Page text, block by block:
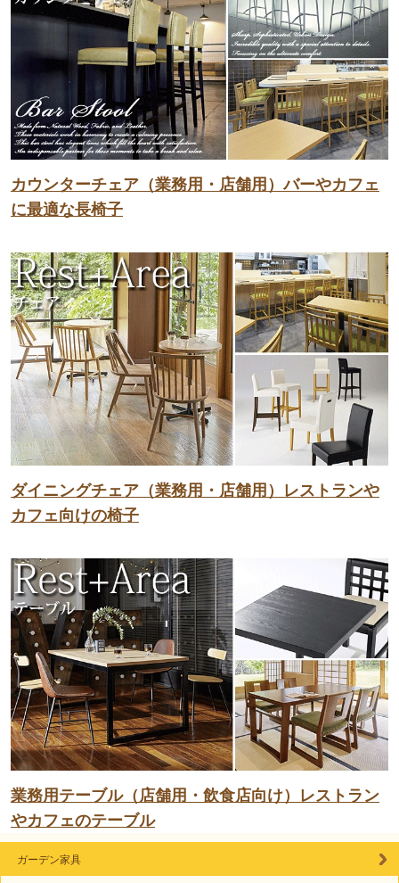
カウンターチェア（業務用・店舗用）バーやカフェ
に最適な長椅子
ダイニングチェア（業務用・店舗用）レストランや
カフェ向けの椅子
業務用テーブル（店舗用・飲食店向け）レストラン
やカフェのテーブル
ガーデン家具